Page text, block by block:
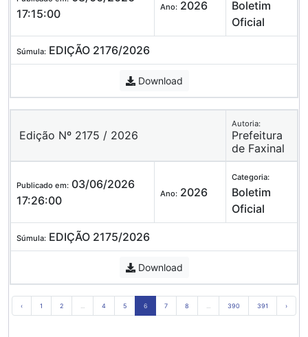
17:15:00
Ano: 2026
Boletim
Oficial
Súmula: EDIÇÃO 2176/2026
Download
Edição Nº 2175 / 2026
Autoria:
Prefeitura
de Faxinal
Publicado em: 03/06/2026
17:26:00
Ano: 2026
Categoria:
Boletim
Oficial
Súmula: EDIÇÃO 2175/2026
Download
‹ 1 2 4 5 6 7 8 390 391 ›